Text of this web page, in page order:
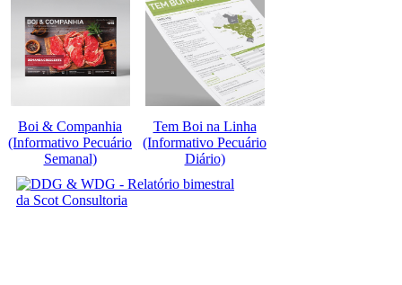
Boi & Companhia
(Informativo Pecuário
Semanal)
Tem Boi na Linha
(Informativo Pecuário
Diário)